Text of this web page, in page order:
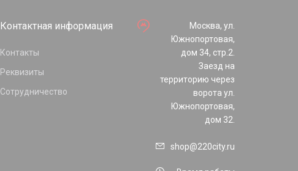
Контактная информация
Контакты
Реквизиты
Сотрудничество
Москва, ул.
Южнопортовая,
дом 34, стр.2.
Заезд на
территорию через
ворота ул.
Южнопортовая,
дом 32.
shop@220city.ru